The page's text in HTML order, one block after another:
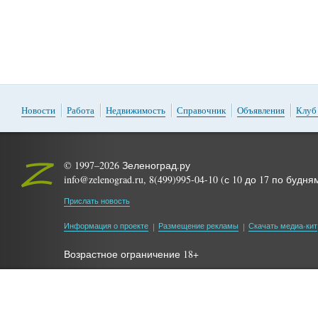
Новости Работа Недвижимость Справочник Объявления Клуб
© 1997–2026 Зеленоград.ру
info@zelenograd.ru, 8(499)995-04-10 (с 10 до 17 по
Прислать новость
Информация о проекте Размещение рекламы Скачать медиа-кит
Возрастное ограничение 18+